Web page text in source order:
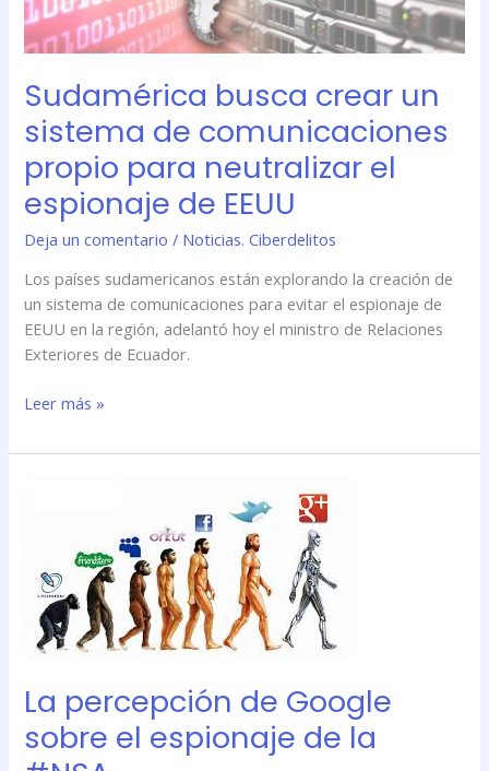
Sudamérica busca crear un
sistema de comunicaciones
propio para neutralizar el
espionaje de EEUU
Deja un comentario / Noticias. Ciberdelitos
Los países sudamericanos están explorando la creación de
un sistema de comunicaciones para evitar el espionaje de
EEUU en la región, adelantó hoy el ministro de Relaciones
Exteriores de Ecuador.
el
espionaje
EEUU
Leer más »
La percepción de Google
sobre el espionaje de la
Google
sobre
espionaje
la
#NSA